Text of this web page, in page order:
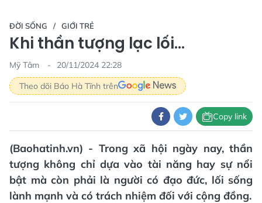
ĐỜI SỐNG GIỚI TRẺ
Khi thần tượng lạc lối...
Mỹ Tâm
20/11/2024 22:28
Theo dõi Báo Hà Tĩnh trên
Copy link
(Baohatinh.vn) - Trong xã hội ngày nay, thần
tượng không chỉ dựa vào tài năng hay sự nổi
bật mà còn phải là người có đạo đức, lối sống
lành mạnh và có trách nhiệm đối với cộng đồng.